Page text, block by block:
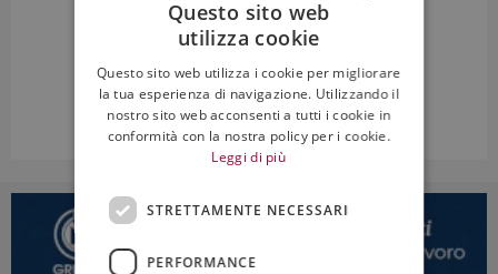
ENGLISH
Questo sito web
utilizza cookie
Questo sito web utilizza i cookie per migliorare
la tua esperienza di navigazione. Utilizzando il
nostro sito web acconsenti a tutti i cookie in
conformità con la nostra policy per i cookie.
Leggi di più
STRETTAMENTE NECESSARI
PERFORMANCE